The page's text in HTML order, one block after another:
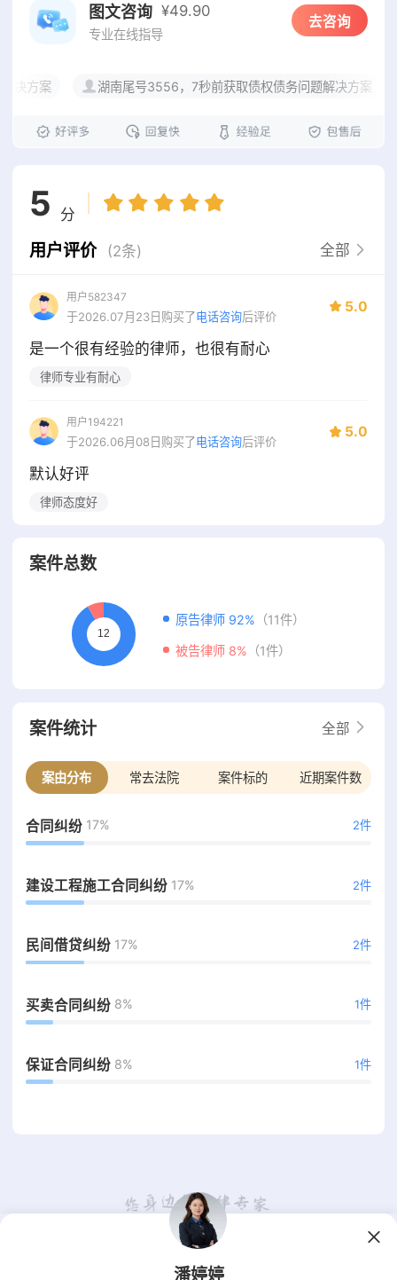
图文咨询 ¥49.90
专业在线指导
去咨询
方案 湖南尾号3556，7秒前获取债权债务问题解决方案
5 分
用户评价 (2条) 全部
用户582347
于2026.07月23日购买了电话咨询后评价
5.0
是一个很有经验的律师，也很有耐心
律师专业有耐心
用户194221
于2026.06月08日购买了电话咨询后评价
5.0
默认好评
律师态度好
案件总数
原告律师 92% （11件）
被告律师 8% （1件）
案件统计 全部
案由分布 常去法院 案件标的 近期案件数
合同纠纷 17% 2件
建设工程施工合同纠纷 17% 2件
民间借贷纠纷 17% 2件
买卖合同纠纷 8% 1件
保证合同纠纷 8% 1件
潘婷婷